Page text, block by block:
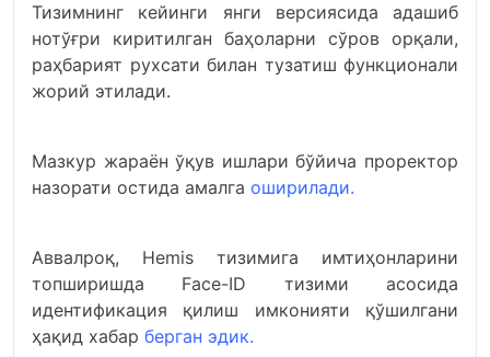
Тизимнинг кейинги янги версиясида адашиб
нотўғри киритилган баҳоларни сўров орқали,
раҳбарият рухсати билан тузатиш функционали
жорий этилади.
Мазкур жараён ўқув ишлари бўйича проректор
назорати остида амалга оширилади.
Аввалроқ, Hemis тизимига имтиҳонларини
топширишда Face-ID тизими асосида
идентификация қилиш имконияти қўшилгани
ҳақид хабар берган эдик.